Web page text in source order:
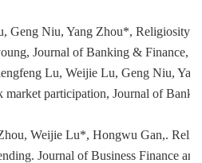
Geng Niu, Yang Zhou*, Religiosity
Journal of Banking & Finance,
ng Lu, Weijie Lu, Geng Niu,
market participation, Journal of
Weijie Lu*, Hongwu Gan,.
Journal of Business Finance and